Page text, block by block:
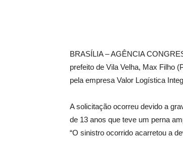
BRASÍLIA – AGÊNCIA
prefeito de Vila Velha, Max Filho
pela empresa Valor Logística
A solicitação ocorreu devido a
de 13 anos que teve um perna
“O sinistro ocorrido acarretou a